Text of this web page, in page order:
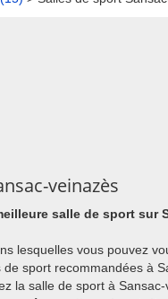
veinazès
salle de sport sur
lesquelles vous pouvez
sport recommandées à
la salle de sport à